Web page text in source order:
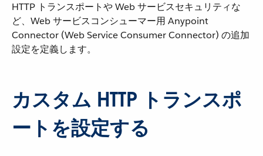
HTTP トランスポートや Web サービスセキュリティな
ど、Web サービスコンシューマー用 Anypoint
Connector (Web Service Consumer Connector) の追加
設定を定義します。
カスタム HTTP トランスポ
ートを設定する